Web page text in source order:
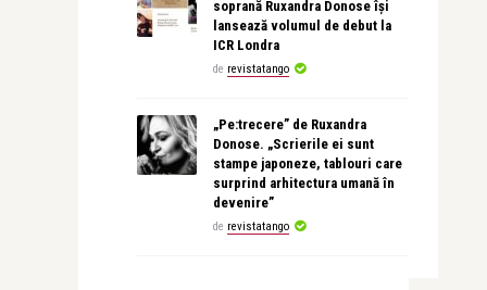
soprană Ruxandra Donose își
lansează volumul de debut la
ICR Londra
de revistatango
„Pe:trecere” de Ruxandra
Donose. „Scrierile ei sunt
stampe japoneze, tablouri care
surprind arhitectura umană în
devenire”
de revistatango